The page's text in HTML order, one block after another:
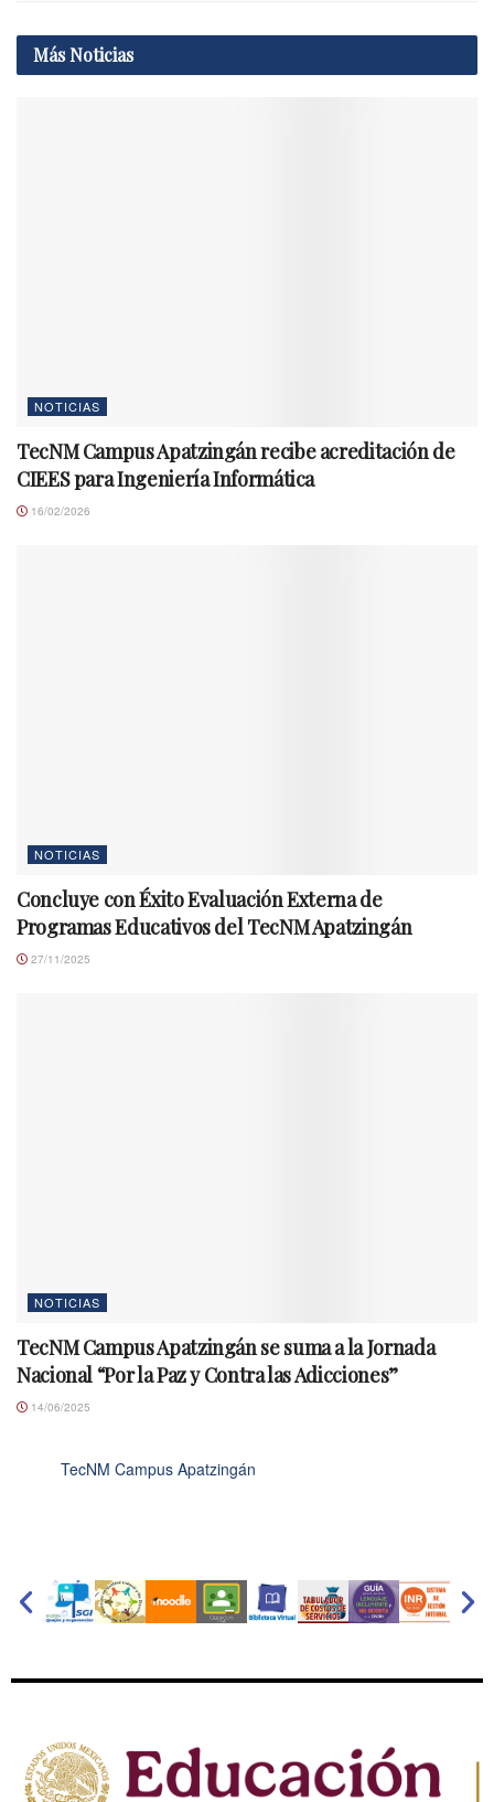
MásNoticias
NOTICIAS
TecNM Campus Apatzingán recibe acreditación de
CIEES para Ingeniería Informática
16/02/2026
NOTICIAS
Concluye con Éxito Evaluación Externa de
Programas Educativos del TecNM Apatzingán
27/11/2025
NOTICIAS
TecNM Campus Apatzingán se suma a la Jornada
Nacional “Por la Paz y Contra las Adicciones”
14/06/2025
TecNM Campus Apatzingán